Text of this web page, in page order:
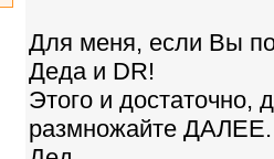
Для меня, если Вы
Деда и DR!
Этого и достаточно,
размножайте ДАЛЕЕ.